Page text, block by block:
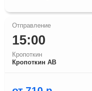
15:00
Кропоткин
Кропоткин АВ